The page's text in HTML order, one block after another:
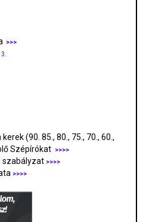
>>>
3.
(90. 85., 80., 75., 70., 60.,
Szépírókat
>>>>
szabályzat >>>>
>>>>